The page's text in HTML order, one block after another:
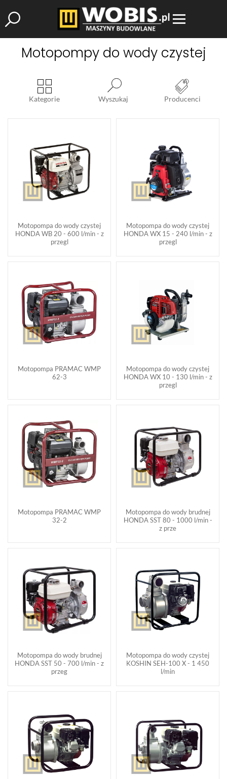
Motopompy do wody czystej
Kategorie Wyszukaj Producenci
Motopompa do wody czystej
HONDA WB 20 - 600 l/min - z
przegl
Motopompa do wody czystej
HONDA WX 15 - 240 l/min - z
przegl
Motopompa PRAMAC WMP
62-3
Motopompa do wody czystej
HONDA WX 10 - 130 l/min - z
przegl
Motopompa PRAMAC WMP
32-2
Motopompa do wody brudnej
HONDA SST 80 - 1000 l/min -
z prze
Motopompa do wody brudnej
HONDA SST 50 - 700 l/min - z
przeg
Motopompa do wody czystej
KOSHIN SEH-100 X - 1 450
l/min